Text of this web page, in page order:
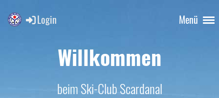
Menü
Login
Willkommen
beim Ski-Club Scardanal